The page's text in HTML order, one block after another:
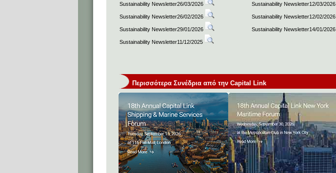
Sustainability Newsletter26/03/2026 Sustainability Newsletter12/03/2026
Sustainability Newsletter26/02/2026 Sustainability Newsletter12/02/2026
Sustainability Newsletter29/01/2026 Sustainability Newsletter14/01/2026
Sustainability Newsletter11/12/2025
Περισσότερα Συνέδρια από την Capital Link